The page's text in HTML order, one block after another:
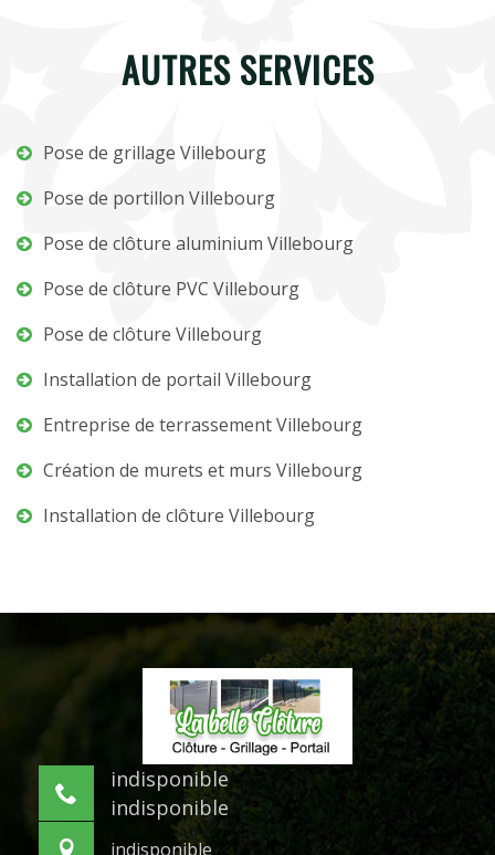
AUTRES SERVICES
Pose de grillage Villebourg
Pose de portillon Villebourg
Pose de clôture aluminium Villebourg
Pose de clôture PVC Villebourg
Pose de clôture Villebourg
Installation de portail Villebourg
Entreprise de terrassement Villebourg
Création de murets et murs Villebourg
Installation de clôture Villebourg
indisponible
indisponible
indisponible